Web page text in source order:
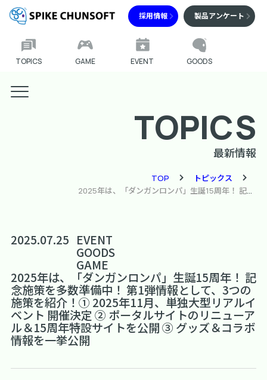
採用情報 製品アンケート
TOPICS GAME EVENT GOODS
TOPICS
最新情報
TOP
トピックス
2025年は、「ダンガンロンパ」生誕15周年！ 記念施策を多数準備中！ 第1弾情報として、3つの施策を紹介！① 2025年11月、単独大型リアルイベント 開催決定 ② ポータルサイトのリニューアル＆15周年特設サイトを公開 ③ グッズ＆コラボ情報を一挙公開
2025.07.25 EVENT
GOODS
GAME
2025年は、「ダンガンロンパ」生誕15周年！ 記
念施策を多数準備中！ 第1弾情報として、3つの
施策を紹介！① 2025年11月、単独大型リアルイ
ベント 開催決定 ② ポータルサイトのリニューア
ル＆15周年特設サイトを公開 ③ グッズ＆コラボ
情報を一挙公開